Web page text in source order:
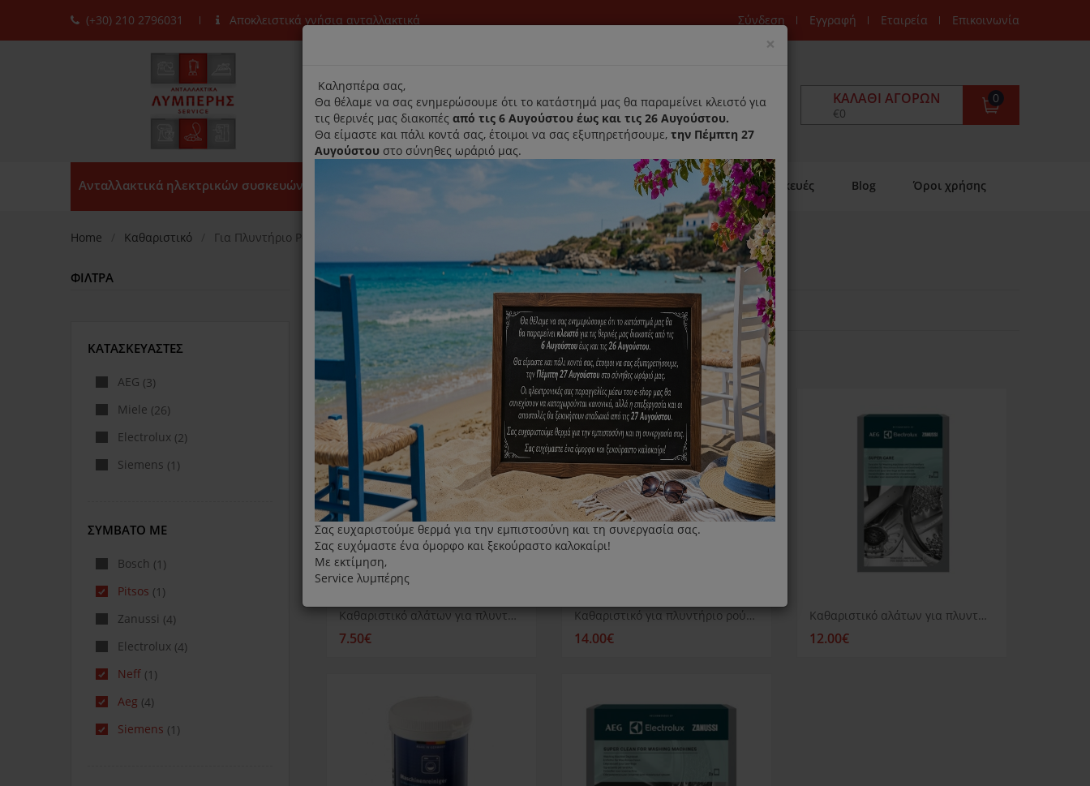
(+30) 210 2796031 Αποκλειστικά γνήσια ανταλλακτικά Σύνδεση Εγγραφή Εταιρεία Επικοινωνία
ΚΑΛΆΘΙ ΑΓΟΡΏΝ
0
€0
Ανταλλακτικά ηλεκτρικών συσκευών Αρχική Παραλαβή- Παράδοση Κατ'οικον Επισκευές Blog Όροι χρήσης
Home Καθαριστικό Για Πλυντήριο Ρούχων
ΦΊΛΤΡΑ
ΚΑΤΑΣΚΕΥΑΣΤΈΣ
AEG (3)
Miele (26)
Electrolux (2)
Siemens (1)
ΣΥΜΒΑΤΌ ΜΕ
Bosch (1)
Pitsos (1)
Zanussi (4)
Electrolux (4)
Neff (1)
Aeg (4)
Siemens (1)
Ταξινόμηση ανά: Εμφάνιση:
Καθαριστικό αλάτων για πλυντήριο ρούχων ή πιάτων Electrolux
7.50€
Καθαριστικό για πλυντήριο ρούχων ή πιάτων AEG Clean and Care
14.00€
Καθαριστικό αλάτων για πλυντήριο ρούχων ή πιάτων AEG
12.00€
× Close
title
Καλησπέρα σας,
Θα θέλαμε να σας ενημερώσουμε ότι το κατάστημά μας θα παραμείνει κλειστό για
τις θερινές μας διακοπές από τις 6 Αυγούστου έως και τις 26 Αυγούστου.
Θα είμαστε και πάλι κοντά σας, έτοιμοι να σας εξυπηρετήσουμε, την Πέμπτη 27
Αυγούστου στο σύνηθες ωράριό μας.
Σας ευχαριστούμε θερμά για την εμπιστοσύνη και τη συνεργασία σας.
Σας ευχόμαστε ένα όμορφο και ξεκούραστο καλοκαίρι!
Με εκτίμηση,
Service λυμπέρης